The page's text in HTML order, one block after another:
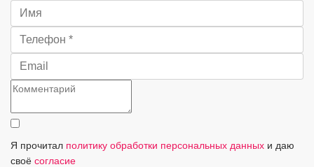
Я прочитал политику обработки персональных данных и даю
своё согласие